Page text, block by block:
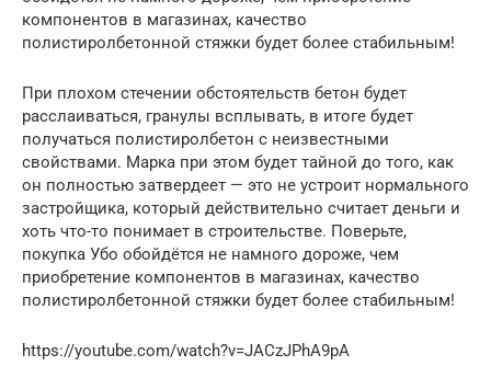
компонентов в магазинах, качество
полистиролбетонной стяжки будет более стабильным!
При плохом стечении обстоятельств бетон будет
расслаиваться, гранулы всплывать, в итоге будет
получаться полистиролбетон с неизвестными
свойствами. Марка при этом будет тайной до того, как
он полностью затвердеет — это не устроит нормального
застройщика, который действительно считает деньги и
хоть что-то понимает в строительстве. Поверьте,
покупка Убо обойдётся не намного дороже, чем
приобретение компонентов в магазинах, качество
полистиролбетонной стяжки будет более стабильным!
https://youtube.com/watch?v=JACzJPhA9pA